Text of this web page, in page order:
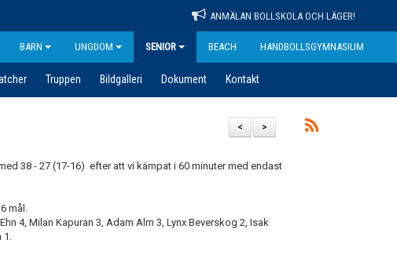
ANMÄLAN BOLLSKOLA OCH LÄGER!
BARN UNGDOM SENIOR BEACH HANDBOLLSGYMNASIUM
Truppen Bildgalleri Dokument Kontakt
>
<
38 - 27 (17-16) efter att vi kämpat i 60 minuter med endast
mål.
4, Milan Kapuran 3, Adam Alm 3, Lynx Beverskog 2, Isak
1.